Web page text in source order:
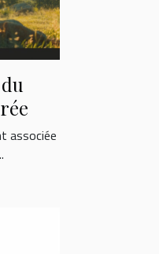
associée